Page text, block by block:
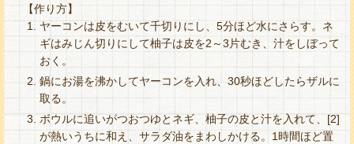
【作り方】
ヤーコンは皮をむいて千切りにし、5分ほど水にさらす。ネ
ギはみじん切りにして柚子は皮を2～3片むき、汁をしぼって
おく。
鍋にお湯を沸かしてヤーコンを入れ、30秒ほどしたらザルに
取る。
ボウルに追いがつおつゆとネギ、柚子の皮と汁を入れて、[2]
が熱いうちに和え、サラダ油をまわしかける。1時間ほど置